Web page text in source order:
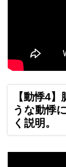
【動悸4
うな動悸
く説明。